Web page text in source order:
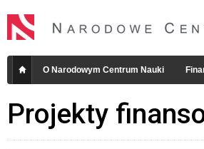
O Narodowym Centrum Nauki
Projekty